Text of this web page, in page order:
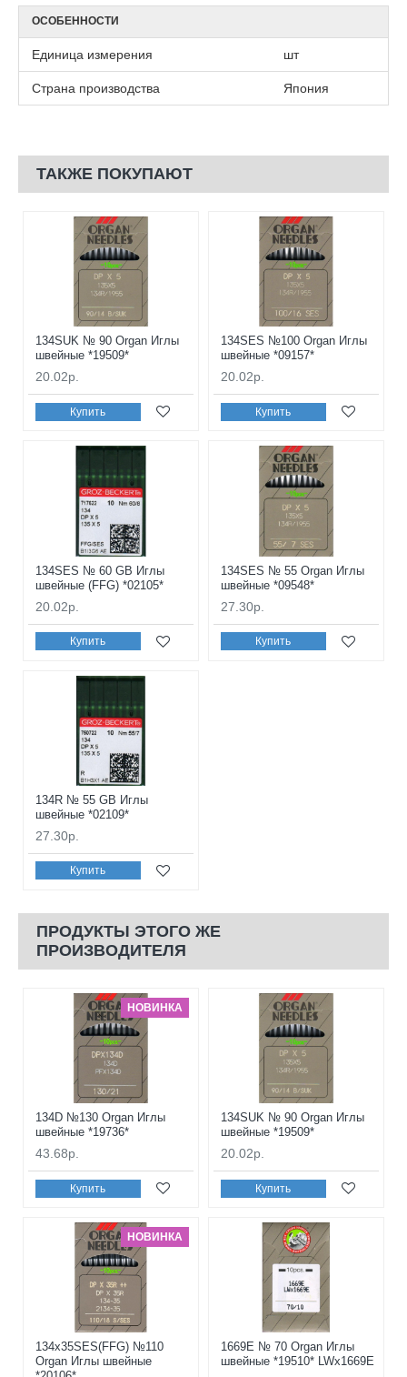
ОСОБЕННОСТИ
Единица измерения шт
Страна производства Япония
ТАКЖЕ ПОКУПАЮТ
134SUK № 90 Organ Иглы
швейные *19509*
20.02р.
Купить
134SES №100 Organ Иглы
швейные *09157*
20.02р.
Купить
134SES № 60 GB Иглы
швейные (FFG) *02105*
20.02р.
Купить
134SES № 55 Organ Иглы
швейные *09548*
27.30р.
Купить
134R № 55 GB Иглы
швейные *02109*
27.30р.
Купить
ПРОДУКТЫ ЭТОГО ЖЕ
ПРОИЗВОДИТЕЛЯ
НОВИНКА
134D №130 Organ Иглы
швейные *19736*
43.68р.
Купить
134SUK № 90 Organ Иглы
швейные *19509*
20.02р.
Купить
НОВИНКА
134x35SES(FFG) №110
Organ Иглы швейные
1669E № 70 Organ Иглы
швейные *19510* LWx1669E